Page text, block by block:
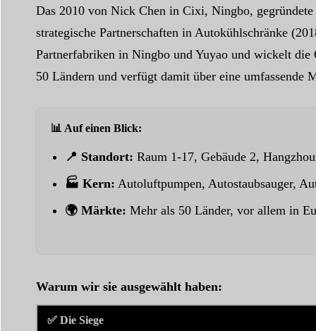
Das 2010 von Nick Chen in Cixi, Ningbo,
strategische Partnerschaften in Autokühlschränke
Partnerfabriken in Ningbo und Yuyao und wickelt
50 Ländern und verfügt damit über eine umfassende
📊 Auf einen Blick:
📍 Standort: Raum 1-17, Gebäude 2,
🏭 Kern: Autoluftpumpen, Autostaubsauger,
🌍 Märkte: Mehr als 50 Länder, vor allem in
Warum wir sie ausgewählt haben:
✅ Die Siege